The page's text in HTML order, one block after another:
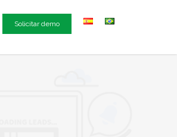
Solicitar demo